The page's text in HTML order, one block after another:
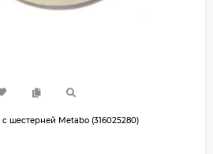
шестерней Metabo (316025280)